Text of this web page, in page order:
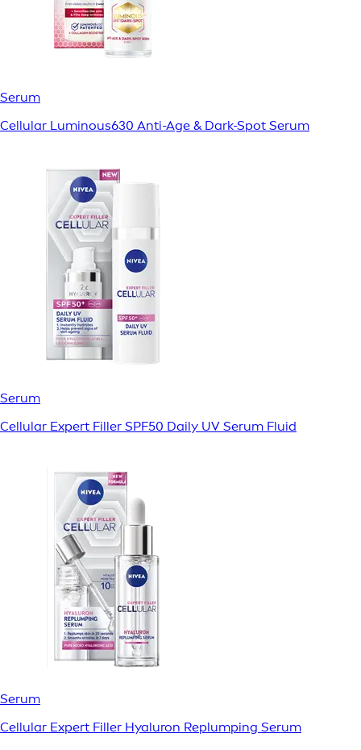
Serum
Cellular Luminous630 Anti-Age & Dark-Spot Serum
Serum
Cellular Expert Filler SPF50 Daily UV Serum Fluid
Serum
Cellular Expert Filler Hyaluron Replumping Serum